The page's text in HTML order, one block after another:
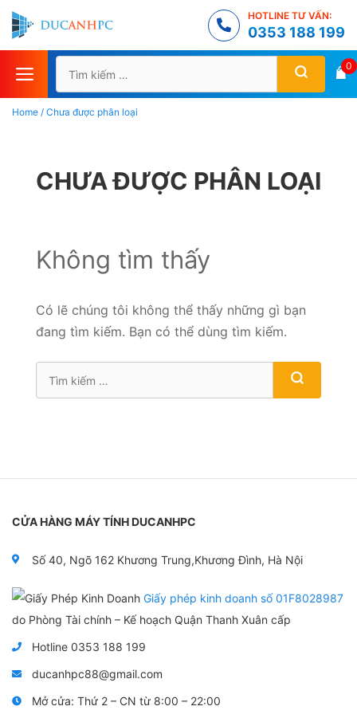
Chuyển
đến
nội
dung
HOTLINE TƯ VẤN:
0353 188 199
Tìm
kiếm
cho:
0
Home / Chưa được phân loại
CHƯA ĐƯỢC PHÂN LOẠI
Không tìm thấy
Có lẽ chúng tôi không thể thấy những gì bạn
đang tìm kiếm. Bạn có thể dùng tìm kiếm.
kiếm
CỬA HÀNG MÁY TÍNH DUCANHPC
Số 40, Ngõ 162 Khương Trung,Khương Đình, Hà Nội
Giấy phép kinh doanh số 01F8028987
do Phòng Tài chính – Kế hoạch Quận Thanh Xuân cấp
Hotline 0353 188 199
ducanhpc88@gmail.com
Mở cửa: Thứ 2 – CN từ 8:00 – 22:00